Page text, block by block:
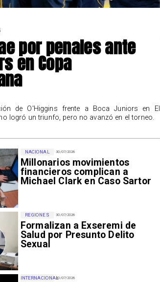
30/07/2026
Millonarios movimientos
financieros complican a
Michael Clark en Caso Sartor
NACIONAL
30/07/2026
Formalizan a Exseremi de
Salud por Presunto Delito
Sexual
REGIONES
30/07/2026
INTERNACIONAL
por penales ante
en Copa
de O'Higgins frente a Boca Juniors en El
logró un triunfo, pero no avanzó en el torneo.